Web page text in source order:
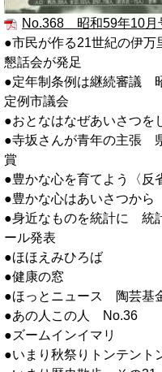
No.368 昭和59年10月
●市民が作る21世紀の伊
懇話会が発足
●定年制条例は継続審議
定例市議会
●おとなはなぜあいさつを
●寺坂さんが青年の主張
賞
●豊かな心を育てよう〈反
●豊かな心はあいさつから
●身近なものを統計に 統
ール発表
●ほほえみひろば
●健康の窓
●ほっとニュース 陶芸基
●あの人この人 No.36
●ズームインイマリ
●いまり秋祭りトンテント